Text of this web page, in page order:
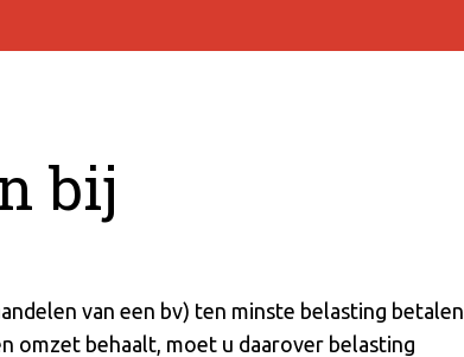
bij
van een bv) ten minste belasting betalen
omzet behaalt, moet u daarover belasting